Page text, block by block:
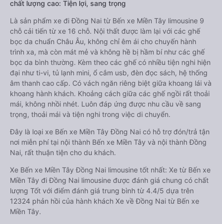
chất lượng cao: Tiện lợi, sang trọng
Là sản phẩm xe đi Đồng Nai từ Bến xe Miền Tây limousine 9
chỗ cải tiến từ xe 16 chỗ. Nội thất được làm lại với các ghế
bọc da chuẩn Châu Âu, không chỉ êm ái cho chuyến hành
trình xa, mà còn mát mẻ và không hề bị hầm bí như các ghế
bọc da bình thường. Kèm theo các ghế có nhiều tiện nghi hiện
đại như ti-vi, tủ lạnh mini, ổ cắm usb, đèn đọc sách, hệ thống
âm thanh cao cấp. Có vách ngăn riêng biệt giữa khoang lái và
khoang hành khách. Khoảng cách giữa các ghế ngồi rất thoải
mái, không nhồi nhét. Luôn đáp ứng được nhu cầu về sang
trọng, thoải mái và tiện nghi trong việc di chuyển.
Đây là loại xe Bến xe Miền Tây Đồng Nai có hỗ trợ đón/trả tận
nơi miễn phí tại nội thành Bến xe Miền Tây và nội thành Đồng
Nai, rất thuận tiện cho du khách.
Xe Bến xe Miền Tây Đồng Nai limousine tốt nhất: Xe từ Bến xe
Miền Tây đi Đồng Nai limousine được đánh giá chung có chất
lượng Tốt với điểm đánh giá trung bình từ 4.4/5 dựa trên
12324 phản hồi của hành khách Xe về Đồng Nai từ Bến xe
Miền Tây.